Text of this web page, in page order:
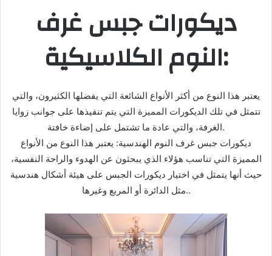
ديكورات جبس غرف
النوم الكلاسيكية:
يعتبر هذا النوع من أكثر الأنواع الشائعة التي يفضلها الكثيرون، والتي
تتمثل في تلك الديكورات المميزة التي يتم تنفيذها على جوانب زوايا
الغرفة، والتي عادة ما تشتمل على إضاءة خافتة.
ديكورات جبس غرف النوم الهندسية: يعتبر هذا النوع من الأنواع
المميزة التي تناسب هؤلاء الذي يبحثون عن الهدوء والراحة النفسية،
حيث أنها يتمثل في اختيار ديكورات الجبس على هيئة أشكال هندسية
مثل الدائرة أو المربع وغيرها..